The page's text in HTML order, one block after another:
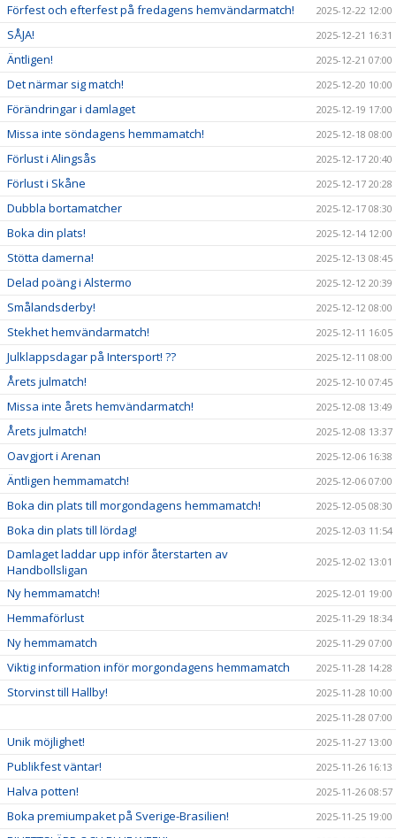
Förfest och efterfest på fredagens hemvändarmatch! 2025-12-22 12:00
SÅJA! 2025-12-21 16:31
Äntligen! 2025-12-21 07:00
Det närmar sig match! 2025-12-20 10:00
Förändringar i damlaget 2025-12-19 17:00
Missa inte söndagens hemmamatch! 2025-12-18 08:00
Förlust i Alingsås 2025-12-17 20:40
Förlust i Skåne 2025-12-17 20:28
Dubbla bortamatcher 2025-12-17 08:30
Boka din plats! 2025-12-14 12:00
Stötta damerna! 2025-12-13 08:45
Delad poäng i Alstermo 2025-12-12 20:39
Smålandsderby! 2025-12-12 08:00
Stekhet hemvändarmatch! 2025-12-11 16:05
Julklappsdagar på Intersport! ?? 2025-12-11 08:00
Årets julmatch! 2025-12-10 07:45
Missa inte årets hemvändarmatch! 2025-12-08 13:49
Årets julmatch! 2025-12-08 13:37
Oavgjort i Arenan 2025-12-06 16:38
Äntligen hemmamatch! 2025-12-06 07:00
Boka din plats till morgondagens hemmamatch! 2025-12-05 08:30
Boka din plats till lördag! 2025-12-03 11:54
Damlaget laddar upp inför återstarten av
Handbollsligan
2025-12-02 13:01
Ny hemmamatch! 2025-12-01 19:00
Hemmaförlust 2025-11-29 18:34
Ny hemmamatch 2025-11-29 07:00
Viktig information inför morgondagens hemmamatch 2025-11-28 14:28
Storvinst till Hallby!
2025-11-28 10:00
2025-11-28 07:00
Unik möjlighet! 2025-11-27 13:00
Publikfest väntar! 2025-11-26 16:13
Halva potten! 2025-11-26 08:57
Boka premiumpaket på Sverige-Brasilien! 2025-11-25 19:00